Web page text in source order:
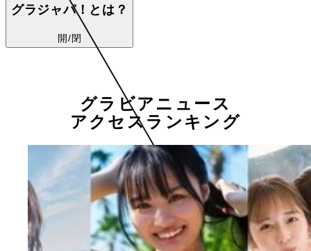
グラジャパ！とは？
開/閉
グラビアニュース
アクセスランキング